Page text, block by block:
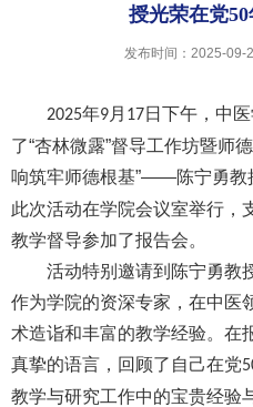
授光荣在党
发布时间：2025-09-
2025年9月 17日下午，中
了“杏林微露”督导工作坊暨师
响筑牢师德根基”——陈宁勇教
此次活动在学院会议室举行，
教学督导参加了报告会。
活动特别邀请到陈宁勇教
作为学院的资深专家，在中医
术造诣和丰富的教学经验。在
真挚的语言，回顾了自己在党
教学与研究工作中的宝贵经验